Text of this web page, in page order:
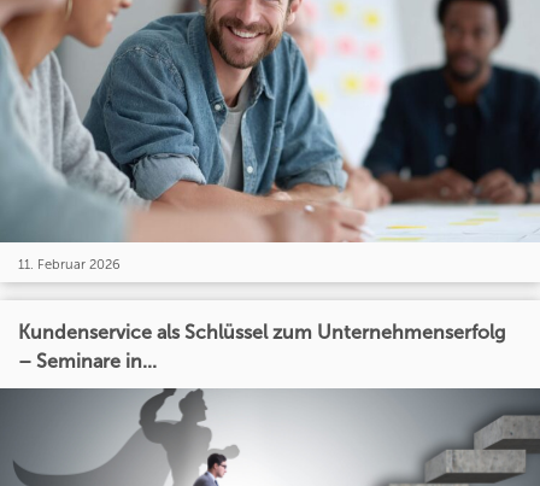
11. Februar 2026
Kundenservice als Schlüssel zum Unternehmenserfolg
– Seminare in...